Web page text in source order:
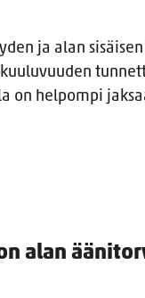
ja alan
helpompi
alan